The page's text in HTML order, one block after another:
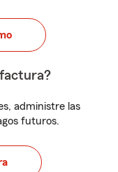
administre las
futuros.